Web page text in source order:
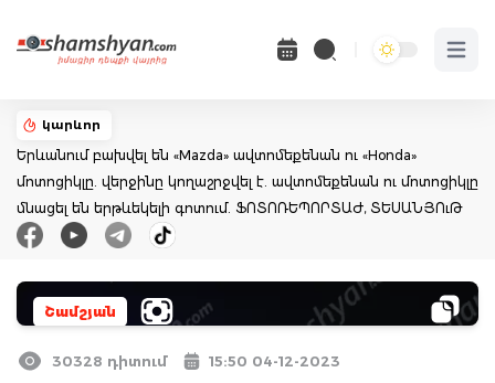
Open
կարևոր
Երևանում բախվել են «Mazda» ավտոմեքենան ու «Honda»
մոտոցիկլը. վերջինը կողաշրջվել է. ավտոմեքենան ու մոտոցիկլը
մնացել են երթևեկելի գոտում. ՖՈՏՈՌԵՊՈՐՏԱԺ, ՏԵՍԱՆՅՈւԹ
Շամշյան
30328 դիտում 15:50 04-12-2023